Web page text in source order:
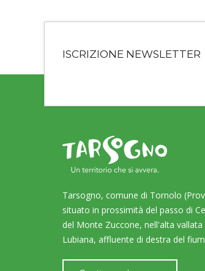
ISCRIZIONE NEWSLETTER
Tarsogno, comune di Tornolo
situato in prossimità del passo di
del Monte Zuccone, nell'alta
Lubiana, affluente di destra del